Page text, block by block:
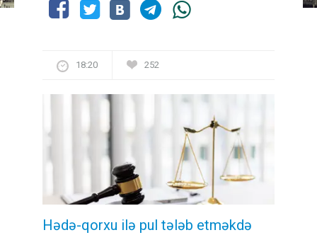
18:20 252
Hədə-qorxu ilə pul tələb etməkdə